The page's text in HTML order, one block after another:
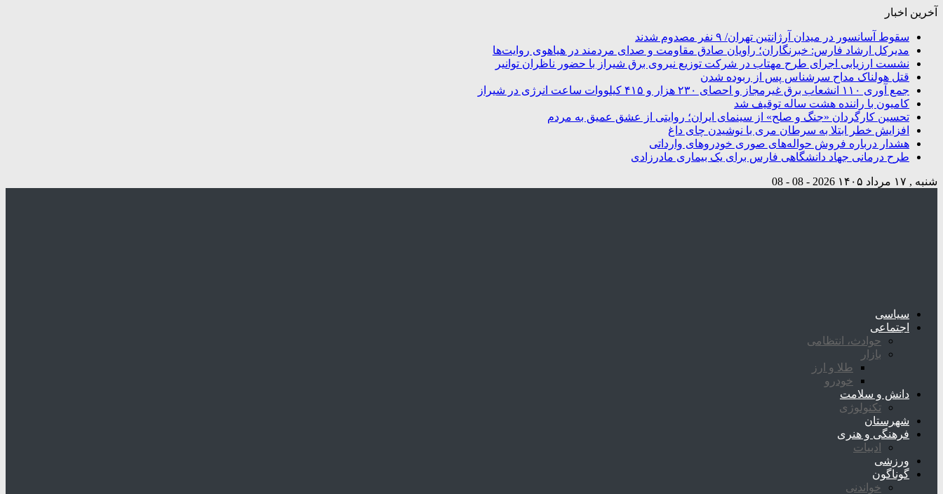
آخرین اخبار
سقوط آسانسور در میدان آرژانتین تهران/ ۹ نفر مصدوم شدند
مدیرکل ارشاد فارس: خبرنگاران؛ راویان صادق مقاومت و صدای مردمند در هیاهوی روایت‌ها
نشست ارزیابی اجرای طرح مهتاب در شرکت توزیع نیروی برق شیراز با حضور ناظران توانیر
قتل هولناک مداح سرشناس پس از ربوده شدن
جمع آوری ۱۱۰ انشعاب برق غیرمجاز و احصای ۲۳۰ هزار و ۴۱۵ کیلووات ساعت انرژی در شیراز
کامیون با راننده هشت ساله توقیف شد
تحسین کارگردان «جنگ و صلح» از سینمای ایران؛ روایتی از عشق عمیق به مردم
افزایش خطر ابتلا به سرطان مری با نوشیدن چای داغ
هشدار درباره فروش حواله‌های صوری خودروهای وارداتی
طرح درمانی جهاد دانشگاهی فارس برای یک بیماری مادرزادی
شنبه , ۱۷ مرداد ۱۴۰۵ 2026 - 08 - 08
سیاسی
اجتماعی
حوادث، انتظامی
بازار
طلا و ارز
خودرو
دانش و سلامت
تکنولوژی
شهرستان
فرهنگی و هنری
ادبیات
ورزشی
گوناگون
خواندنی